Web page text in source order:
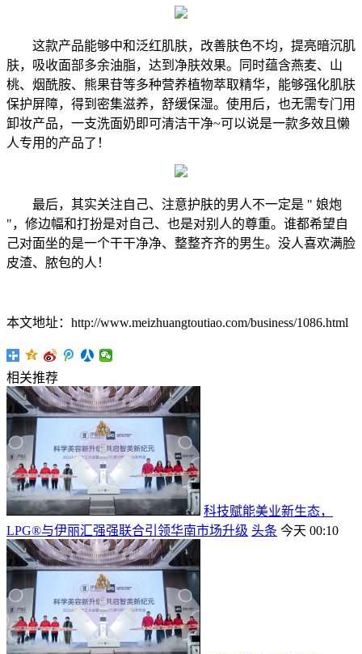
这款产品能够中和泛红肌肤，改善肤色不均，提亮暗沉肌
肤，吸收面部多余油脂，达到净肤效果。同时蕴含燕麦、山
桃、烟酰胺、熊果苷等多种营养植物萃取精华，能够强化肌肤
保护屏障，得到密集滋养，舒缓保湿。使用后，也无需专门用
卸妆产品，一支洗面奶即可清洁干净~可以说是一款多效且懒
人专用的产品了！
最后，其实关注自己、注意护肤的男人不一定是 " 娘炮
"，修边幅和打扮是对自己、也是对别人的尊重。谁都希望自
己对面坐的是一个干干净净、整整齐齐的男生。没人喜欢满脸
皮渣、脓包的人！
本文地址：http://www.meizhuangtoutiao.com/business/1086.html
相关推荐
科技赋能美业新生态，
LPG®与伊丽汇强强联合引领华南市场升级 头条 今天 00:10